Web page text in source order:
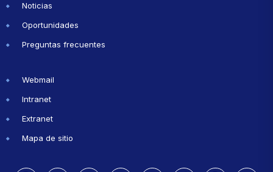
Noticias
Oportunidades
Preguntas frecuentes
Webmail
Intranet
Extranet
Mapa de sitio